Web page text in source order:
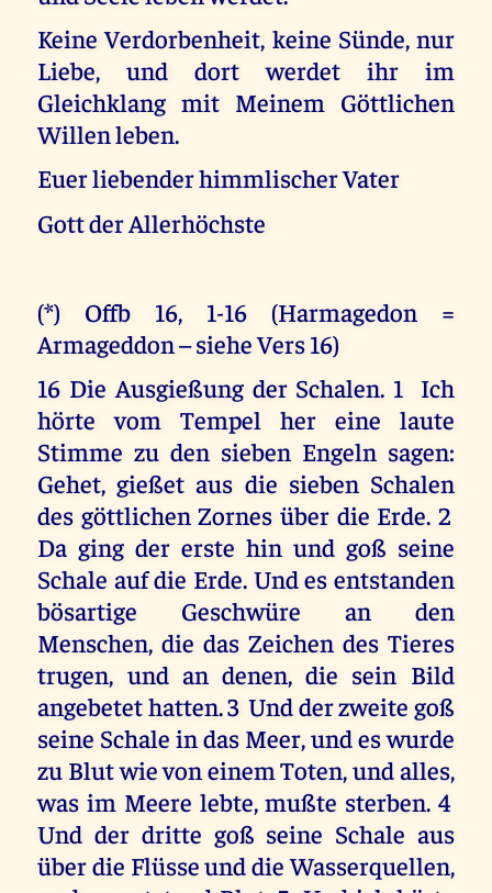
Keine Verdorbenheit, keine Sünde, nur
Liebe, und dort werdet ihr im
Gleichklang mit Meinem Göttlichen
Willen leben.
Euer liebender himmlischer Vater
Gott der Allerhöchste
(*) Offb 16, 1-16 (Harmagedon =
Armageddon – siehe Vers 16)
16 Die Ausgießung der Schalen. 1 Ich
hörte vom Tempel her eine laute
Stimme zu den sieben Engeln sagen:
Gehet, gießet aus die sieben Schalen
des göttlichen Zornes über die Erde. 2
Da ging der erste hin und goß seine
Schale auf die Erde. Und es entstanden
bösartige Geschwüre an den
Menschen, die das Zeichen des Tieres
trugen, und an denen, die sein Bild
angebetet hatten. 3 Und der zweite goß
seine Schale in das Meer, und es wurde
zu Blut wie von einem Toten, und alles,
was im Meere lebte, mußte sterben. 4
Und der dritte goß seine Schale aus
über die Flüsse und die Wasserquellen,